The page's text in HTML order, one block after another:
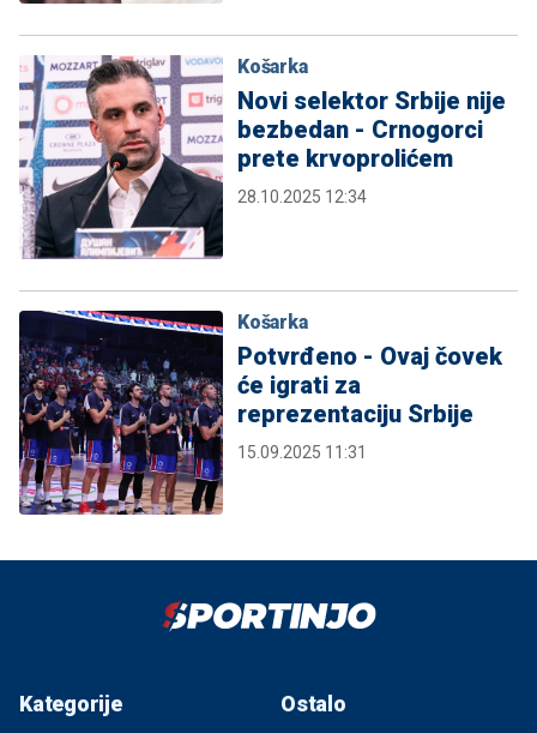
Košarka
Novi selektor Srbije nije
bezbedan - Crnogorci
prete krvoprolićem
28.10.2025 12:34
Košarka
Potvrđeno - Ovaj čovek
će igrati za
reprezentaciju Srbije
15.09.2025 11:31
Kategorije Ostalo